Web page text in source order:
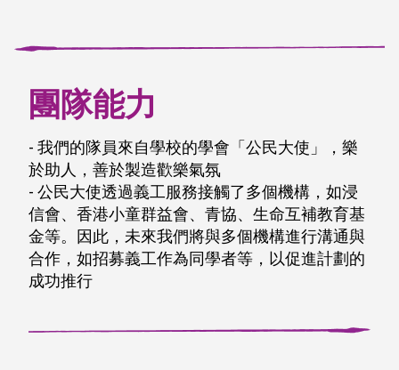
團隊能力
- 我們的隊員來自學校的學會「公民大使」，樂
於助人，善於製造歡樂氣氛
- 公民大使透過義工服務接觸了多個機構，如浸
信會、香港小童群益會、青協、生命互補教育基
金等。因此，未來我們將與多個機構進行溝通與
合作，如招募義工作為同學者等，以促進計劃的
成功推行